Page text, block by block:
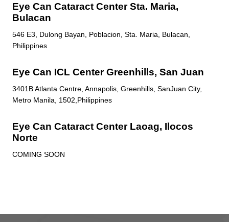
Eye Can Cataract Center Sta. Maria,
Bulacan
546 E3, Dulong Bayan, Poblacion, Sta. Maria, Bulacan,
Philippines
Eye Can ICL Center Greenhills, San Juan
3401B Atlanta Centre, Annapolis, Greenhills, SanJuan City,
Metro Manila, 1502,Philippines
Eye Can Cataract Center Laoag, Ilocos
Norte
COMING SOON